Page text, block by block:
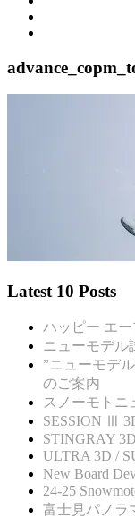
Latest 10 Posts
ハッピー エ
ニューモデル
”ニューモデ
のご案内
スノーモトニ
SESSION Ⅲ
STINGRAY
ULTRA 3D /
New Board
24-25
富士見パノラ